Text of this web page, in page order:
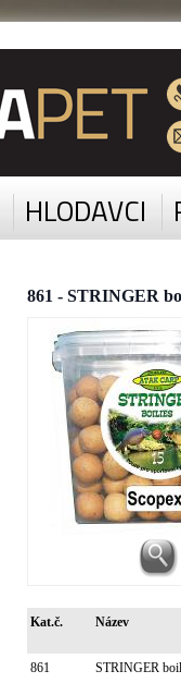
HLODAVCI
861 - STRINGER
Kat.č. Název
861
STRINGER